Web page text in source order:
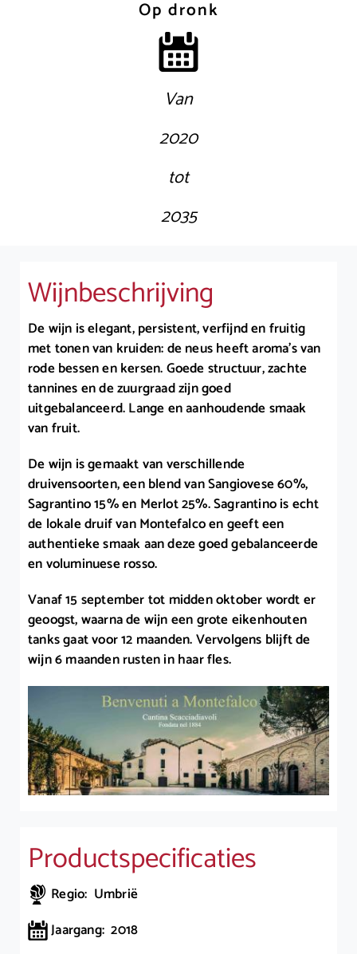
Op dronk
Van
2020
tot
2035
Wijnbeschrijving
De wijn is elegant, persistent, verfijnd en fruitig
met tonen van kruiden: de neus heeft aroma’s van
rode bessen en kersen. Goede structuur, zachte
tannines en de zuurgraad zijn goed
uitgebalanceerd. Lange en aanhoudende smaak
van fruit.
De wijn is gemaakt van verschillende
druivensoorten, een blend van Sangiovese 60%,
Sagrantino 15% en Merlot 25%. Sagrantino is echt
de lokale druif van Montefalco en geeft een
authentieke smaak aan deze goed gebalanceerde
en voluminuese rosso.
Vanaf 15 september tot midden oktober wordt er
geoogst, waarna de wijn een grote eikenhouten
tanks gaat voor 12 maanden. Vervolgens blijft de
wijn 6 maanden rusten in haar fles.
Productspecificaties
Regio: Umbrië
Jaargang: 2018